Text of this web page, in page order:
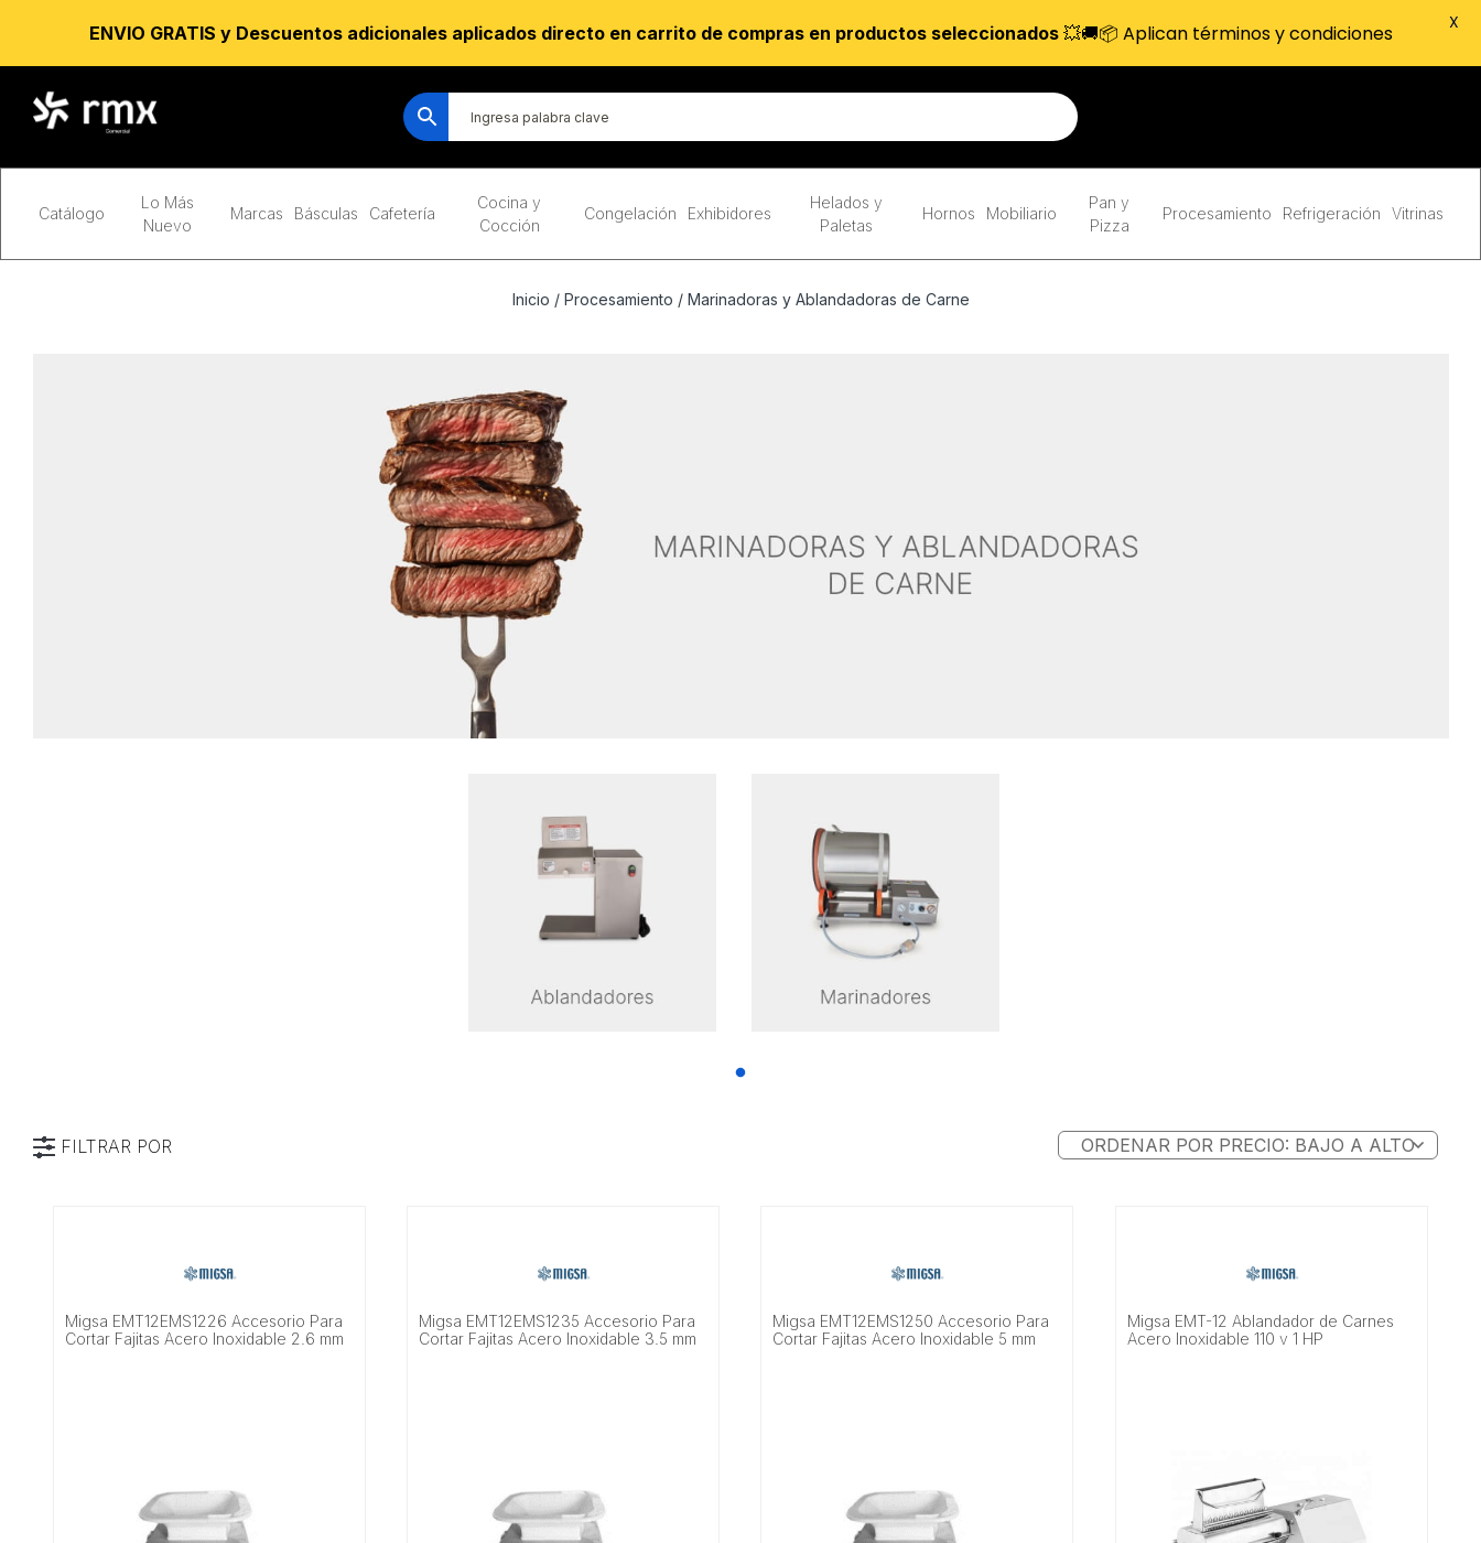
Catálogo
Lo Más
Nuevo
Marcas Básculas Cafetería
Cocina y
Cocción
Congelación Exhibidores
Helados y
Paletas
Hornos Mobiliario
Pan y
Pizza
Procesamiento Refrigeración Vitrinas
Inicio / Procesamiento / Marinadoras y Ablandadoras de Carne
FILTRAR POR
Material
Migsa EMT12EMS1226 Accesorio Para
Cortar Fajitas Acero Inoxidable 2.6 mm
Migsa EMT12EMS1235 Accesorio Para
Cortar Fajitas Acero Inoxidable 3.5 mm
Migsa EMT12EMS1250 Accesorio Para
Cortar Fajitas Acero Inoxidable 5 mm
Migsa EMT-12 Ablandador de Carnes
Acero Inoxidable 110 v 1 HP
ENVIO GRATIS y Descuentos adicionales aplicados directo en carrito de compras en productos seleccionados💥🚚📦 Aplican términos y condiciones X